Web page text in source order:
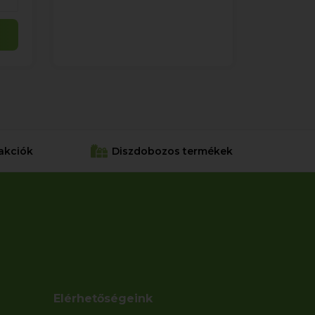
Diszdobozos termékek
Elérhetőségeink